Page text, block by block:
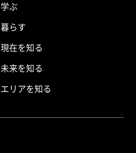
学ぶ
暮らす
現在を知る
未来を知る
エリアを知る